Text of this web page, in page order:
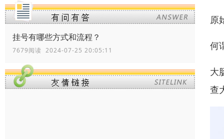
挂号有哪些方式和流程？
7679阅读 2024-07-25 20:05:11
原
何
大
查